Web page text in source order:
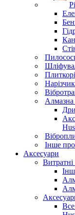
Алмазна
Інше
Аксесуари
Витратні
Все